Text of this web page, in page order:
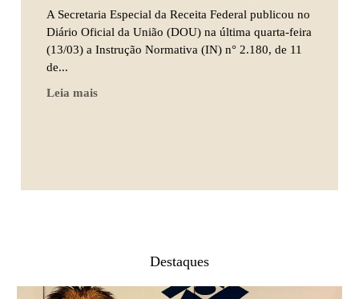
A Secretaria Especial da Receita Federal publicou no
Diário Oficial da União (DOU) na última quarta-feira
(13/03) a Instrução Normativa (IN) n° 2.180, de 11
de...
Leia mais
Destaques